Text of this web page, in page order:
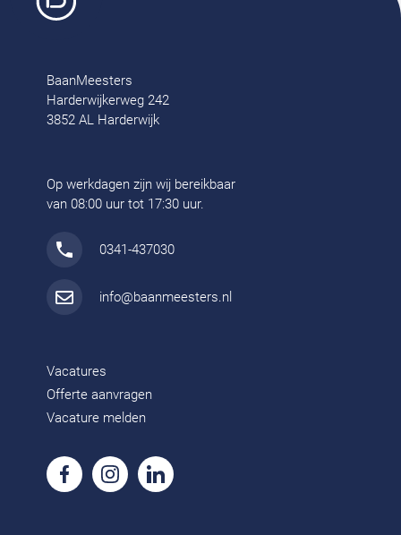
BaanMeesters
Harderwijkerweg 242
3852 AL Harderwijk
Op werkdagen zijn wij bereikbaar
van 08:00 uur tot 17:30 uur.
0341-437030
info@baanmeesters.nl
Vacatures
Offerte aanvragen
Vacature melden